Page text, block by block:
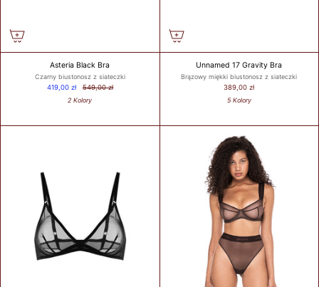
Asteria Black Bra
Czarny biustonosz z siateczki
419,00 zł
549,00 zł
2 Kolory
Unnamed 17 Gravity Bra
Brązowy miękki biustonosz z siateczki
389,00 zł
5 Kolory